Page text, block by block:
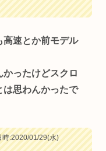
高速とか前モデル
ったけどスクロ
は思わんかったで
:2020/01/29(水)